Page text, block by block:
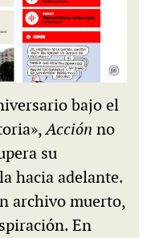
bajo el
Acción no
su
hacia adelante.
archivo muerto,
En